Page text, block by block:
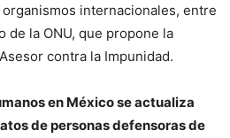
internacionales, entre
de la ONU, que propone la
contra la Impunidad.
en México se actualiza
de personas defensoras de